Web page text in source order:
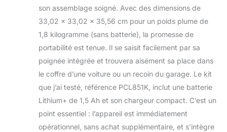
son assemblage soigné. Avec des dimensions de
33,02 x 33,02 x 35,56 cm pour un poids plume de
1,8 kilogramme (sans batterie), la promesse de
portabilité est tenue. Il se saisit facilement par sa
poignée intégrée et trouvera aisément sa place dans
le coffre d’une voiture ou un recoin du garage. Le kit
que j’ai testé, référence PCL851K, inclut une batterie
Lithium+ de 1,5 Ah et son chargeur compact. C’est un
point essentiel : l’appareil est immédiatement
opérationnel, sans achat supplémentaire, et s’intègre